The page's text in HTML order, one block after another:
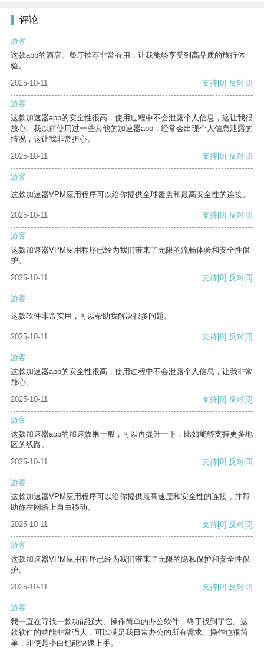
评论
游客
这款app的酒店、餐厅推荐非常有用，让我能够享受到高品质的旅行体
验。
2025-10-11
支持[0] 反对[0]
游客
这款加速器app的安全性很高，使用过程中不会泄露个人信息，这让我很
放心。我以前使用过一些其他的加速器app，经常会出现个人信息泄露的
情况，这让我非常担心。
2025-10-11
支持[0] 反对[0]
游客
这款加速器VPM应用程序可以给你提供全球覆盖和最高安全性的连接。
2025-10-11 支持[0] 反对[0]
游客
这款加速器VPM应用程序已经为我们带来了无限的流畅体验和安全性保
护。
2025-10-11
支持[0] 反对[0]
游客
这款软件非常实用，可以帮助我解决很多问题。
2025-10-11 支持[0] 反对[0]
游客
这款加速器app的安全性很高，使用过程中不会泄露个人信息，让我非常
放心。
2025-10-11
支持[0] 反对[0]
游客
这款加速器app的加速效果一般，可以再提升一下，比如能够支持更多地
区的线路。
2025-10-11
支持[0] 反对[0]
游客
这款加速器VPM应用程序可以给你提供最高速度和安全性的连接，并帮
助你在网络上自由移动。
2025-10-11
支持[0] 反对[0]
游客
这款加速器VPM应用程序已经为我们带来了无限的隐私保护和安全性保
护。
2025-10-11
支持[0] 反对[0]
游客
我一直在寻找一款功能强大、操作简单的办公软件，终于找到了它。这
款软件的功能非常强大，可以满足我日常办公的所有需求。操作也很简
单，即使是小白也能快速上手。